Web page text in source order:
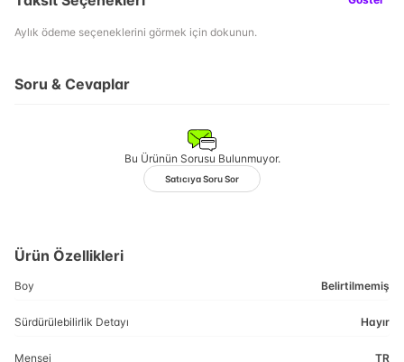
Aylık ödeme seçeneklerini görmek için dokunun.
Soru & Cevaplar
Bu Ürünün Sorusu Bulunmuyor.
Satıcıya Soru Sor
Ürün Özellikleri
Boy Belirtilmemiş
Sürdürülebilirlik Detayı Hayır
Menşei TR